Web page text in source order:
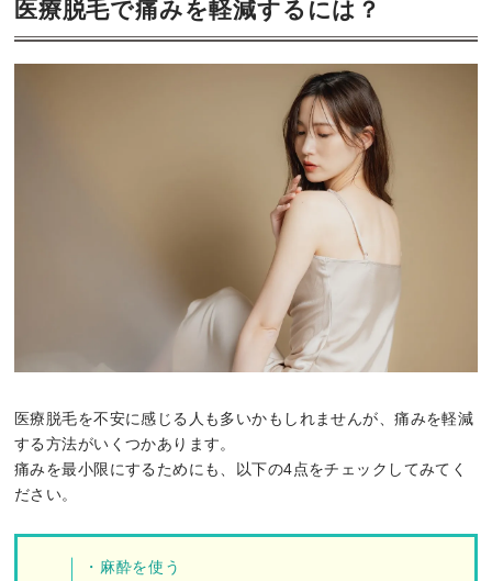
医療脱毛で痛みを軽減するには？
医療脱毛を不安に感じる人も多いかもしれませんが、痛みを軽減
する方法がいくつかあります。
痛みを最小限にするためにも、以下の4点をチェックしてみてく
ださい。
・麻酔を使う